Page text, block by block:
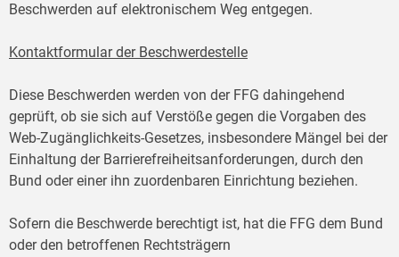
Beschwerden auf elektronischem Weg entgegen.
Kontaktformular der Beschwerdestelle
Diese Beschwerden werden von der FFG dahingehend
geprüft, ob sie sich auf Verstöße gegen die Vorgaben des
Web-Zugänglichkeits-Gesetzes, insbesondere Mängel bei der
Einhaltung der Barrierefreiheitsanforderungen, durch den
Bund oder einer ihn zuordenbaren Einrichtung beziehen.
Sofern die Beschwerde berechtigt ist, hat die FFG dem Bund
oder den betroffenen Rechtsträgern